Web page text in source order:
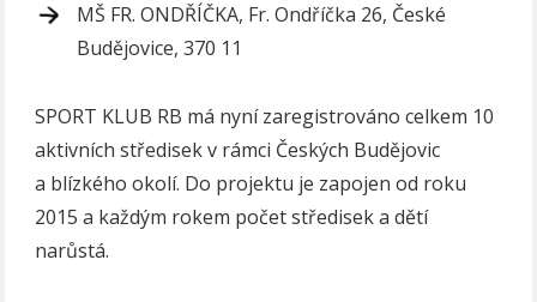
MŠ FR. ONDŘÍČKA, Fr. Ondříčka 26, České
Budějovice, 370 11
SPORT KLUB RB má nyní zaregistrováno celkem 10
aktivních středisek v rámci Českých Budějovic
a blízkého okolí. Do projektu je zapojen od roku
2015 a každým rokem počet středisek a dětí
narůstá.